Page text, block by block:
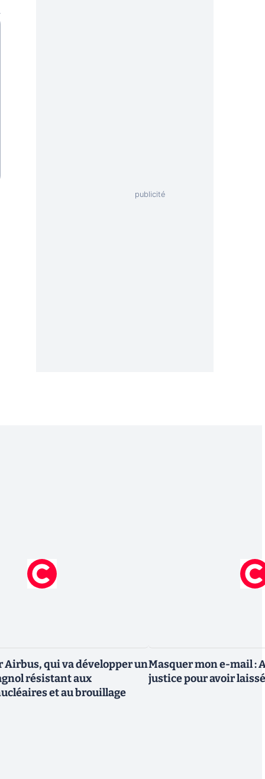
Airbus, qui va développer un
résistant aux
et au brouillage
Masquer mon e-mail :
justice pour avoir